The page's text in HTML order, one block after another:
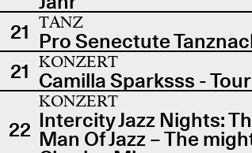
21 TANZ
Pro Senectute
21 KONZERT
Camilla Sparksss -
22
KONZERT
Intercity Jazz Nights:
Man Of Jazz – The